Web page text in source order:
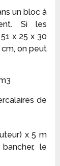
un bloc à
Si les
x 25 x 30
on peut
de
x 5 m
le